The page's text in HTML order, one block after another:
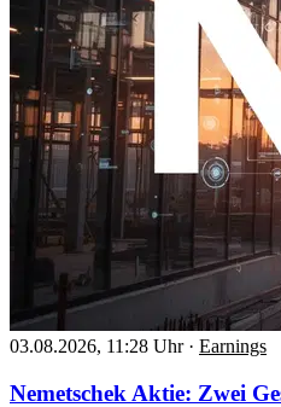
03.08.2026, 11:28 Uhr · Earnings
Nemetschek Aktie: Zwei